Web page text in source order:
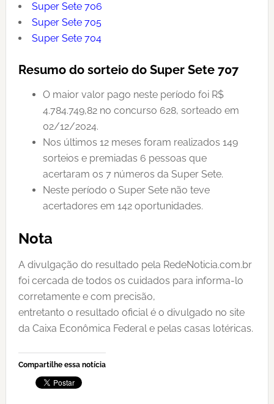
Super Sete 706
Super Sete 705
Super Sete 704
Resumo do sorteio do Super Sete 707
O maior valor pago neste período foi R$
4.784.749,82 no concurso 628, sorteado em
02/12/2024.
Nos últimos 12 meses foram realizados 149
sorteios e premiadas 6 pessoas que
acertaram os 7 números da Super Sete.
Neste período o Super Sete não teve
acertadores em 142 oportunidades.
Nota
A divulgação do resultado pela RedeNoticia.com.br
foi cercada de todos os cuidados para informa-lo
corretamente e com precisão,
entretanto o resultado oficial é o divulgado no site
da Caixa Econômica Federal e pelas casas lotéricas.
Compartilhe essa notícia